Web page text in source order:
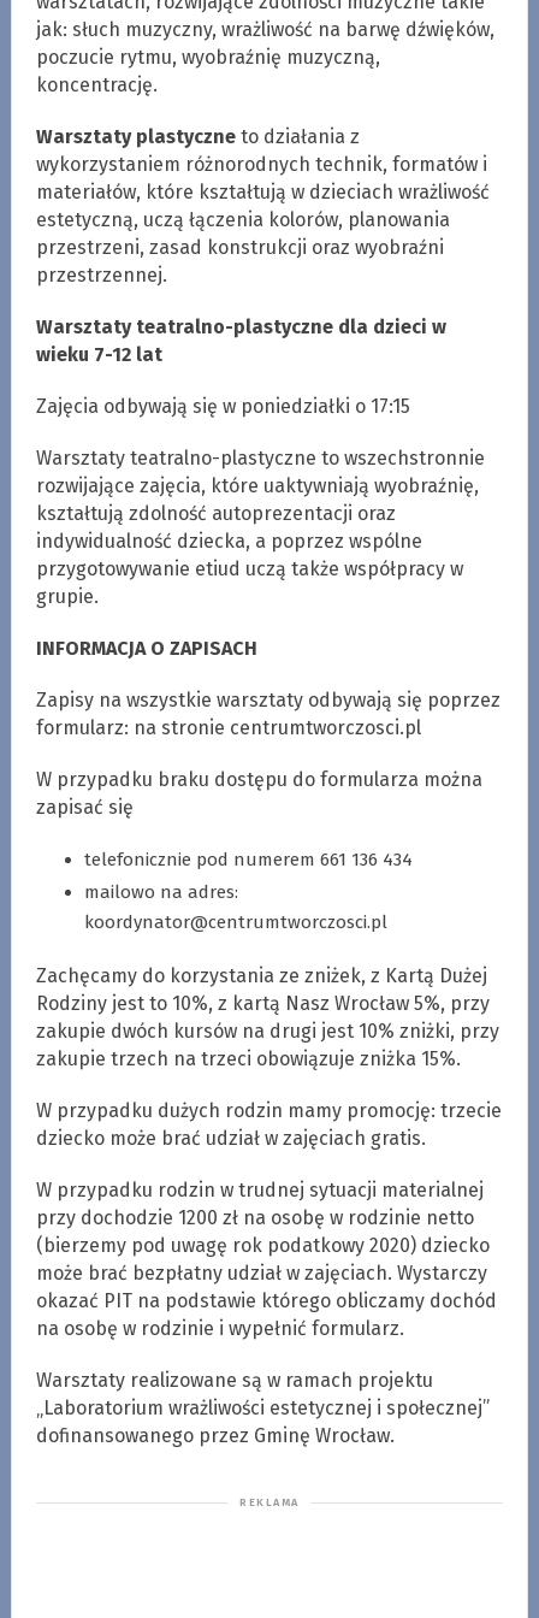
jak: słuch muzyczny, wrażliwość na barwę dźwięków,
poczucie rytmu, wyobraźnię muzyczną,
koncentrację.
Warsztaty plastyczneto działania z
wykorzystaniem różnorodnych technik, formatów i
materiałów, które kształtują w dzieciach wrażliwość
estetyczną, uczą łączenia kolorów, planowania
przestrzeni, zasad konstrukcji oraz wyobraźni
przestrzennej.
Warsztaty teatralno-plastyczne dla dzieci w
wieku 7-12 lat
Zajęcia odbywają się w poniedziałki o 17:15
Warsztaty teatralno-plastyczne to wszechstronnie
rozwijające zajęcia, które uaktywniają wyobraźnię,
kształtują zdolność autoprezentacji oraz
indywidualność dziecka, a poprzez wspólne
przygotowywanie etiud uczą także współpracy w
grupie.
INFORMACJA O ZAPISACH
Zapisy na wszystkie warsztaty odbywają się poprzez
formularz: na stronie centrumtworczosci.pl
W przypadku braku dostępu do formularza można
zapisać się
telefonicznie pod numerem 661 136 434
mailowo na adres:
koordynator@centrumtworczosci.pl
Zachęcamy do korzystania ze zniżek, z Kartą Dużej
Rodziny jest to 10%, z kartą Nasz Wrocław 5%, przy
zakupie dwóch kursów na drugi jest 10% zniżki, przy
zakupie trzech na trzeci obowiązuje zniżka 15%.
W przypadku dużych rodzin mamy promocję: trzecie
dziecko może brać udział w zajęciach gratis.
W przypadku rodzin w trudnej sytuacji materialnej
przy dochodzie 1200 zł na osobę w rodzinie netto
(bierzemy pod uwagę rok podatkowy 2020) dziecko
może brać bezpłatny udział w zajęciach. Wystarczy
okazać PIT na podstawie którego obliczamy dochód
na osobę w rodzinie i wypełnić formularz.
Warsztaty realizowane są w ramach projektu
„Laboratorium wrażliwości estetycznej i społecznej”
dofinansowanego przez Gminę Wrocław.